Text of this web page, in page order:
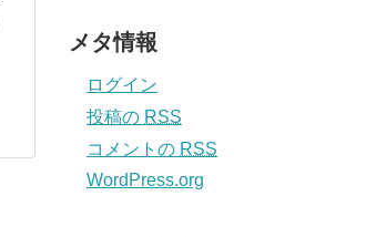
メタ情報
ログイン
投稿の RSS
コメントの RSS
WordPress.org